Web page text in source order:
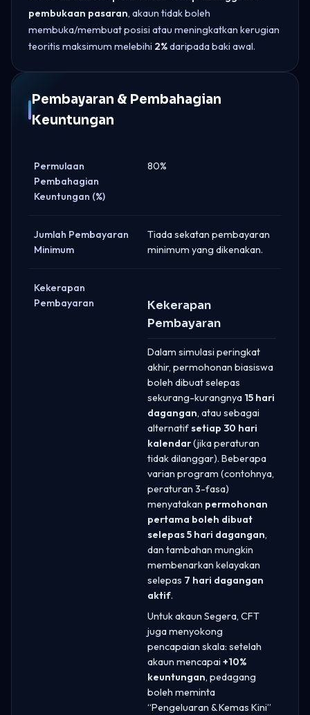
pembukaan pasaran, akaun tidak boleh
membuka/membuat posisi atau meningkatkan kerugian
teoritis maksimum melebihi 2%daripada baki awal.
Pembayaran & Pembahagian
Keuntungan
Permulaan
Pembahagian
Keuntungan (%)
80%
Jumlah Pembayaran
Minimum
Tiada sekatan pembayaran
minimum yang dikenakan.
Kekerapan
Pembayaran
Kekerapan
Pembayaran
Dalam simulasi peringkat
akhir, permohonan biasiswa
boleh dibuat selepas
sekurang-kurangnya 15 hari
dagangan, atau sebagai
alternatifsetiap 30 hari
kalendar(jika peraturan
tidak dilanggar). Beberapa
varian program (contohnya,
peraturan 3-fasa)
menyatakan permohonan
pertama boleh dibuat
selepas 5 hari dagangan,
dan tambahan mungkin
membenarkan kelayakan
selepas 7 hari dagangan
aktif.
Untuk akaun Segera, CFT
juga menyokong
pencapaian skala: setelah
akaun mencapai +10%
keuntungan, pedagang
boleh meminta
“Pengeluaran & Kemas Kini”